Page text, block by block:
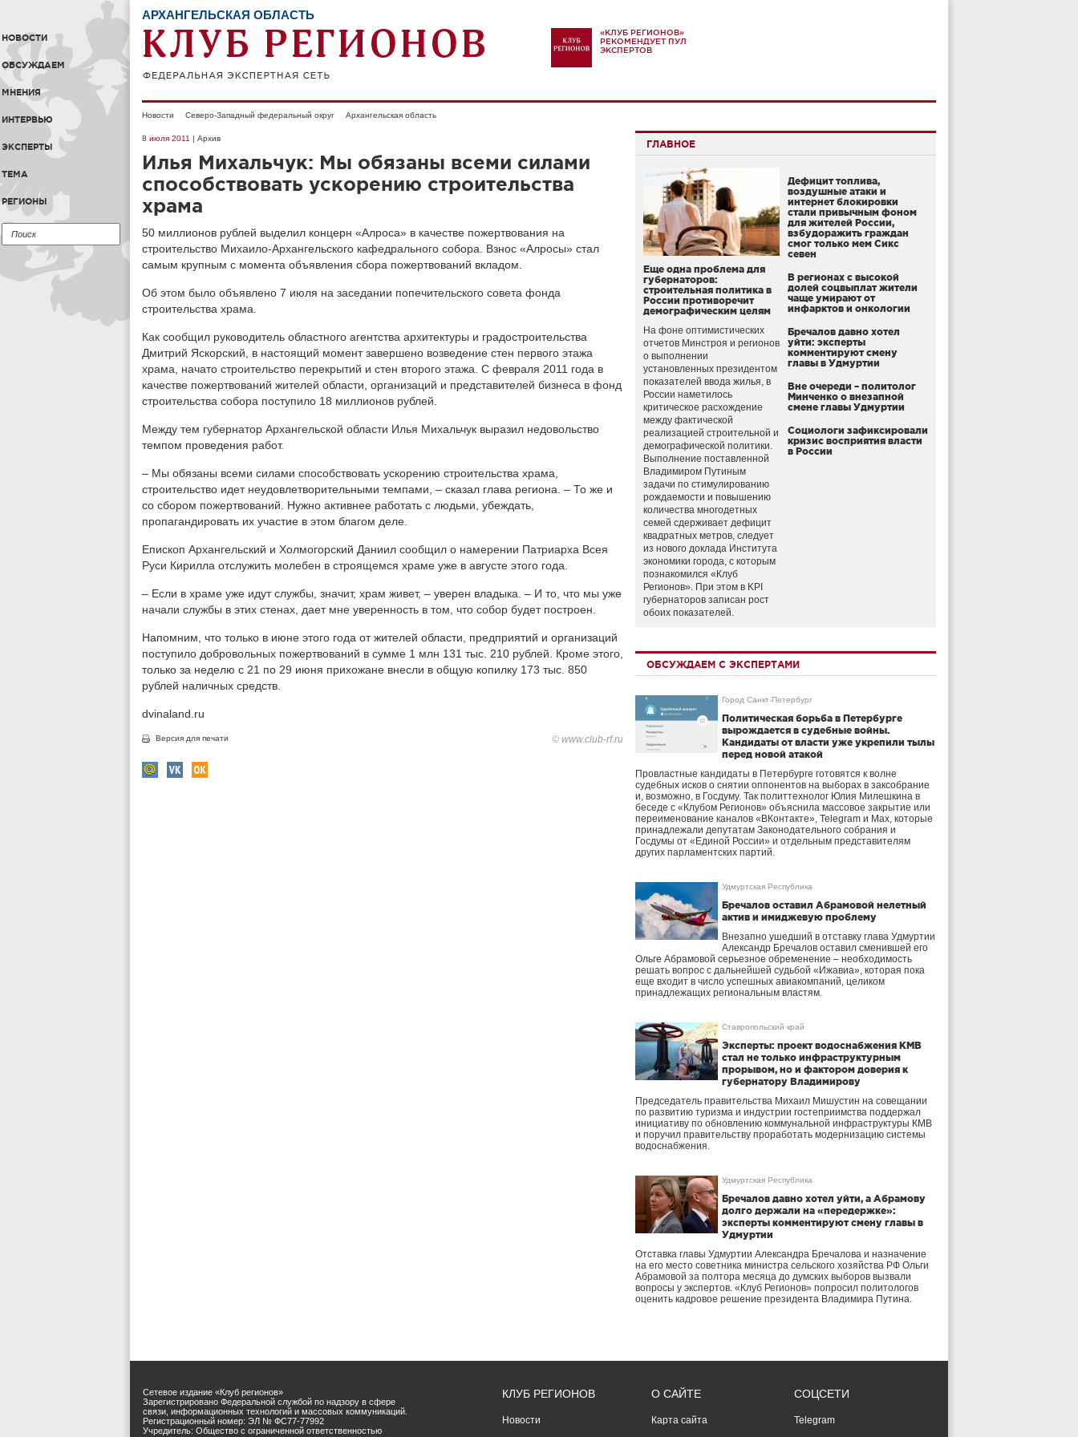
НОВОСТИ
ОБСУЖДАЕМ
МНЕНИЯ
ИНТЕРВЬЮ
ЭКСПЕРТЫ
ТЕМА
РЕГИОНЫ
АРХАНГЕЛЬСКАЯ ОБЛАСТЬ
«КЛУБ РЕГИОНОВ»
РЕКОМЕНДУЕТ ПУЛ
ЭКСПЕРТОВ
Новости Северо-Западный федеральный округ Архангельская область
8 июля 2011 | Архив
Илья Михальчук: Мы обязаны всеми силами
способствовать ускорению строительства
храма
50 миллионов рублей выделил концерн «Алроса» в качестве пожертвования на
строительство Михаило-Архангельского кафедрального собора. Взнос «Алросы» стал
самым крупным с момента объявления сбора пожертвований вкладом.
Об этом было объявлено 7 июля на заседании попечительского совета фонда
строительства храма.
Как сообщил руководитель областного агентства архитектуры и градостроительства
Дмитрий Яскорский, в настоящий момент завершено возведение стен первого этажа
храма, начато строительство перекрытий и стен второго этажа. С февраля 2011 года в
качестве пожертвований жителей области, организаций и представителей бизнеса в фонд
строительства собора поступило 18 миллионов рублей.
Между тем губернатор Архангельской области Илья Михальчук выразил недовольство
темпом проведения работ.
– Мы обязаны всеми силами способствовать ускорению строительства храма,
строительство идет неудовлетворительными темпами, – сказал глава региона. – То же и
со сбором пожертвований. Нужно активнее работать с людьми, убеждать,
пропагандировать их участие в этом благом деле.
Епископ Архангельский и Холмогорский Даниил сообщил о намерении Патриарха Всея
Руси Кирилла отслужить молебен в строящемся храме уже в августе этого года.
– Если в храме уже идут службы, значит, храм живет, – уверен владыка. – И то, что мы уже
начали службы в этих стенах, дает мне уверенность в том, что собор будет построен.
Напомним, что только в июне этого года от жителей области, предприятий и организаций
поступило добровольных пожертвований в сумме 1 млн 131 тыс. 210 рублей. Кроме этого,
только за неделю с 21 по 29 июня прихожане внесли в общую копилку 173 тыс. 850
рублей наличных средств.
dvinaland.ru
Версия для печати © www.club-rf.ru
ГЛАВНОЕ
Еще одна проблема для
губернаторов:
строительная политика в
России противоречит
демографическим целям
На фоне оптимистических
отчетов Минстроя и регионов
о выполнении
установленных президентом
показателей ввода жилья, в
России наметилось
критическое расхождение
между фактической
реализацией строительной и
демографической политики.
Выполнение поставленной
Владимиром Путиным
задачи по стимулированию
рождаемости и повышению
количества многодетных
семей сдерживает дефицит
квадратных метров, следует
из нового доклада Института
экономики города, с которым
познакомился «Клуб
Регионов». При этом в KPI
губернаторов записан рост
обоих показателей.
Дефицит топлива,
воздушные атаки и
интернет блокировки
стали привычным фоном
для жителей России,
взбудоражить граждан
смог только мем Сикс
севен
В регионах с высокой
долей соцвыплат жители
чаще умирают от
инфарктов и онкологии
Бречалов давно хотел
уйти: эксперты
комментируют смену
главы в Удмуртии
Вне очереди – политолог
Минченко о внезапной
смене главы Удмуртии
Социологи зафиксировали
кризис восприятия власти
в России
ОБСУЖДАЕМ С ЭКСПЕРТАМИ
Город Санкт-Петербург
Политическая борьба в Петербурге
вырождается в судебные войны.
Кандидаты от власти уже укрепили тылы
перед новой атакой
Провластные кандидаты в Петербурге готовятся к волне
судебных исков о снятии оппонентов на выборах в заксобрание
и, возможно, в Госдуму. Так политтехнолог Юлия Милешкина в
беседе с «Клубом Регионов» объяснила массовое закрытие или
переименование каналов «ВКонтакте», Telegram и Max, которые
принадлежали депутатам Законодательного собрания и
Госдумы от «Единой России» и отдельным представителям
других парламентских партий.
Удмуртская Республика
Бречалов оставил Абрамовой нелетный
актив и имиджевую проблему
Внезапно ушедший в отставку глава Удмуртии
Александр Бречалов оставил сменившей его
Ольге Абрамовой серьезное обременение – необходимость
решать вопрос с дальнейшей судьбой «Ижавиа», которая пока
еще входит в число успешных авиакомпаний, целиком
принадлежащих региональным властям.
Ставропольский край
Эксперты: проект водоснабжения КМВ
стал не только инфраструктурным
прорывом, но и фактором доверия к
губернатору Владимирову
Председатель правительства Михаил Мишустин на совещании
по развитию туризма и индустрии гостеприимства поддержал
инициативу по обновлению коммунальной инфраструктуры КМВ
и поручил правительству проработать модернизацию системы
водоснабжения.
Удмуртская Республика
Бречалов давно хотел уйти, а Абрамову
долго держали на «передержке»:
эксперты комментируют смену главы в
Удмуртии
Отставка главы Удмуртии Александра Бречалова и назначение
на его место советника министра сельского хозяйства РФ Ольги
Абрамовой за полтора месяца до думских выборов вызвали
вопросы у экспертов. «Клуб Регионов» попросил политологов
оценить кадровое решение президента Владимира Путина.
Сетевое издание «Клуб регионов»
Зарегистрировано Федеральной службой по надзору в сфере
связи, информационных технологий и массовых коммуникаций.
Регистрационный номер: ЭЛ № ФС77-77992
Учредитель: Общество с ограниченной ответственностью
КЛУБ РЕГИОНОВ
Новости
О САЙТЕ
Карта сайта
СОЦСЕТИ
Telegram